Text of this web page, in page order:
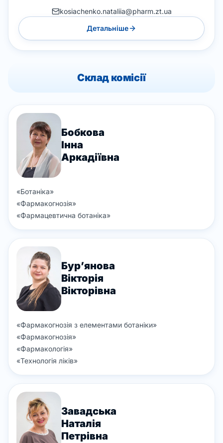
kosiachenko.nataliia@pharm.zt.ua
Детальніше
Склад комісії
Бобкова
Інна
Аркадіївна
«Ботаніка»
«Фармакогнозія»
«Фармацевтична ботаніка»
Бур’янова
Вікторія
Вікторівна
«Фармакогнозія з елементами ботаніки»
«Фармакогнозія»
«Фармакологія»
«Технологія ліків»
Завадська
Наталія
Петрівна